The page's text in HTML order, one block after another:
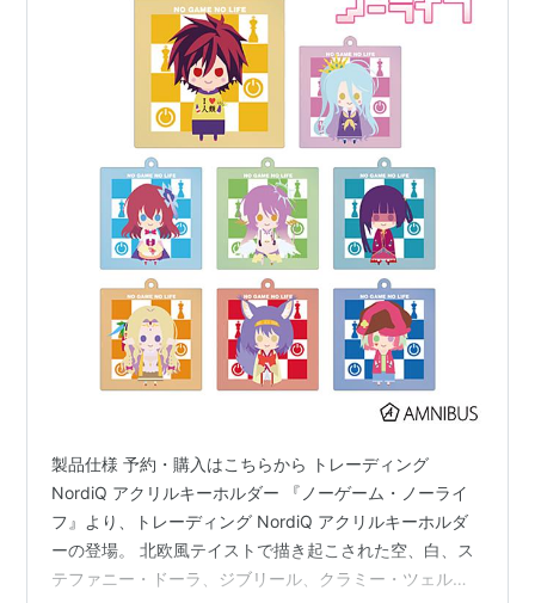
製品仕様 予約・購入はこちらから トレーディング
NordiQ アクリルキーホルダー 『ノーゲーム・ノーライ
フ』より、トレーディング NordiQ アクリルキーホルダ
ーの登場。 北欧風テイストで描き起こされた空、白、ス
テファニー・ドーラ、ジブリール、クラミー・ツェル、